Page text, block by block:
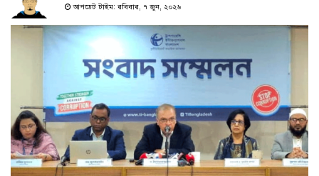
আপডেট টাইম: রবিবার, ৭ জুন, ২০২৬